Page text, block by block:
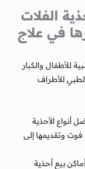
الفلات
في علاج
للأطفال والكبار
للأطراف
أنواع الأحذية
وتقديمها إلى
بيع أحذية